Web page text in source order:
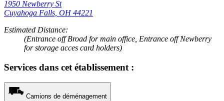
1950 Newberry St
Cuyahoga Falls, OH 44221
Estimated Distance:
(Entrance off Broad for main office, Entrance off Newberry
for storage acces card holders)
Services dans cet établissement :
Camions de déménagement